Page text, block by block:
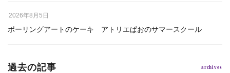
ポーリングアートのケーキ アトリエぱおのサマースクール
2026年8月5日
過去の記事